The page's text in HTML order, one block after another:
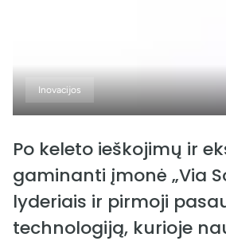
Inovacijos
Po keleto ieškojimų ir
gaminanti įmonė „Via
lyderiais ir pirmoji
technologiją, kurioje